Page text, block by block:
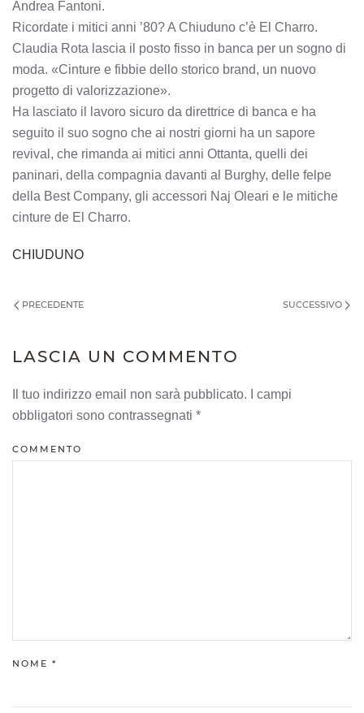
Andrea Fantoni.
Ricordate i mitici anni ’80? A Chiuduno c’è El Charro.
Claudia Rota lascia il posto fisso in banca per un sogno di
moda. «Cinture e fibbie dello storico brand, un nuovo
progetto di valorizzazione».
Ha lasciato il lavoro sicuro da direttrice di banca e ha
seguito il suo sogno che ai nostri giorni ha un sapore
revival, che rimanda ai mitici anni Ottanta, quelli dei
paninari, della compagnia davanti al Burghy, delle felpe
della Best Company, gli accessori Naj Oleari e le mitiche
cinture de El Charro.
CHIUDUNO
PRECEDENTE SUCCESSIVO
LASCIA UN COMMENTO
Il tuo indirizzo email non sarà pubblicato. I campi
obbligatori sono contrassegnati *
COMMENTO
NOME *